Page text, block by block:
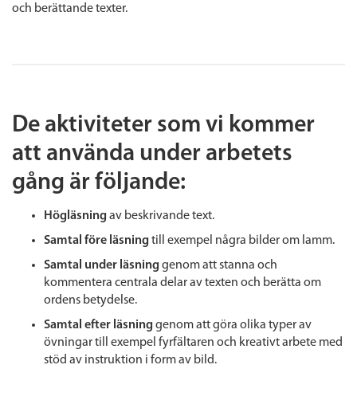
och berättande texter.
De aktiviteter som vi kommer
att använda under arbetets
gång är följande:
Högläsningav beskrivande text.
Samtal före läsningtill exempel några bilder om lamm.
Samtal under läsninggenom att stanna och
kommentera centrala delar av texten och berätta om
ordens betydelse.
Samtal efter läsninggenom att göra olika typer av
övningar till exempel fyrfältaren och kreativt arbete med
stöd av instruktion i form av bild.